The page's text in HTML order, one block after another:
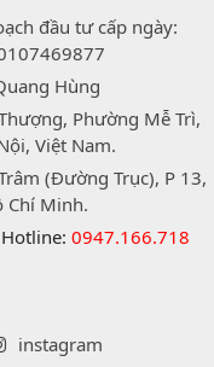
đầu tư cấp ngày:
Hùng
Phường Mễ Trì,
Việt Nam.
(Đường Trục), P 13,
Chí Minh.
Hotline: 0947.166.718
instagram